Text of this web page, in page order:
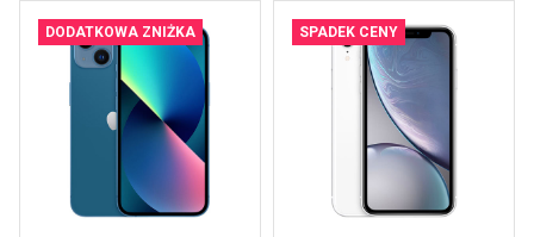
DODATKOWA ZNIŻKA SPADEK CENY